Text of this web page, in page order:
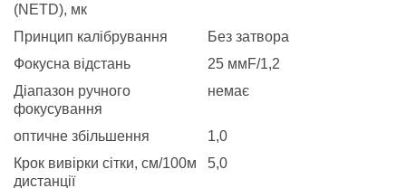
(NETD), мк
Принцип калібрування
Без затвора
Фокусна відстань
25 ммF/1,2
Діапазон ручного
фокусування
немає
оптичне збільшення
1,0
Крок вивірки сітки, см/100м
дистанції
5,0